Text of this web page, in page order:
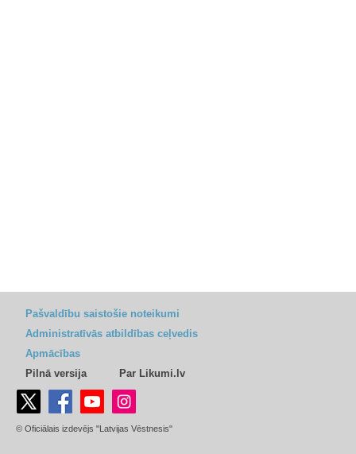
Pašvaldību saistošie noteikumi
Administratīvās atbildības ceļvedis
Apmācības
Pilnā versija
Par Likumi.lv
© Oficiālais izdevējs "Latvijas Vēstnesis"